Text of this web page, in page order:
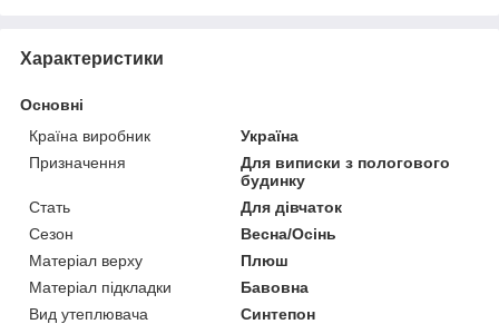
Характеристики
Основні
Країна виробник
Україна
Призначення
Для виписки з пологового
будинку
Стать
Для дівчаток
Сезон
Весна/Осінь
Матеріал верху
Плюш
Матеріал підкладки
Бавовна
Вид утеплювача
Синтепон